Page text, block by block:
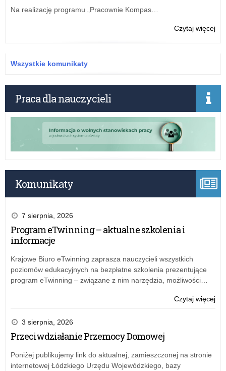
Na realizację programu „Pracownie Kompas…
Czytaj więcejo:
Wszystkie komunikaty
Praca dla nauczycieli
Komunikaty
7 sierpnia, 2026
Program eTwinning – aktualne szkolenia i
informacje
Krajowe Biuro eTwinning zaprasza nauczycieli wszystkich
poziomów edukacyjnych na bezpłatne szkolenia prezentujące
program eTwinning – związane z nim narzędzia, możliwości…
Czytaj więcejo:
3 sierpnia, 2026
Przeciwdziałanie Przemocy Domowej
Poniżej publikujemy link do aktualnej, zamieszczonej na stronie
internetowej Łódzkiego Urzędu Wojewódzkiego, bazy